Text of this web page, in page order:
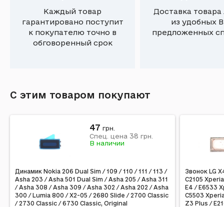
Каждый товар
гарантировано поступит
к покупателю точно в
обговоренный срок
Доставка
из удобных
предложенных
С этим товаром покупают
Динамик Nokia 206 Dual Sim / 109 / 110 / 111 / 113 /
Asha 203 / Asha 501 Dual Sim / Asha 205 / Asha 311
/ Asha 308 / Asha 309 / Asha 302 / Asha 202 / Asha
300 / Lumia 800 / X2-05 / 2680 Slide / 2700 Classic
/ 2730 Classic / 6730 Classic, Original
47 грн.
Спец. цена 38 грн.
В наличии
Звонок LG
C2105
E4 / E6533
C5503
Z3 Plus /